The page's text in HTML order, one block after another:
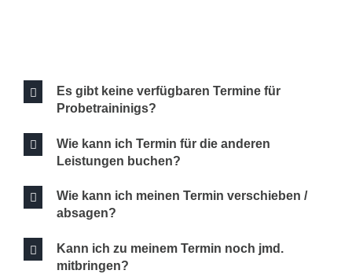
Es gibt keine verfügbaren Termine für
Probetraininigs?
Wie kann ich Termin für die anderen
Leistungen buchen?
Wie kann ich meinen Termin verschieben /
absagen?
Kann ich zu meinem Termin noch jmd.
mitbringen?